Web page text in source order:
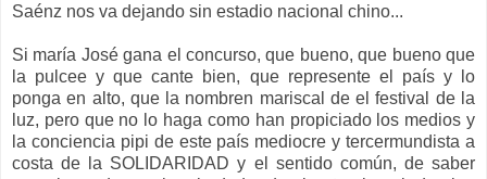
Saénz nos va dejando sin estadio nacional chino...
Si maría José gana el concurso, que bueno, que bueno que
la pulcee y que cante bien, que represente el país y lo
ponga en alto, que la nombren mariscal de el festival de la
luz, pero que no lo haga como han propiciado los medios y
la conciencia pipi de este país mediocre y tercermundista a
costa de la SOLIDARIDAD y el sentido común, de saber